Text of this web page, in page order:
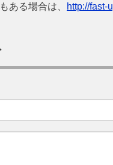
ある場合は、
http://fast-